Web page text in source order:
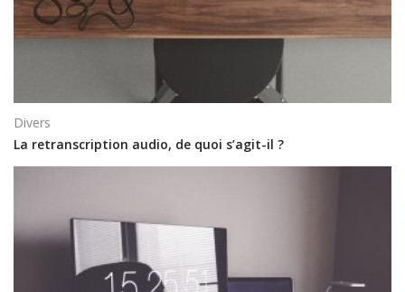
Divers
La retranscription audio, de quoi s’agit-il ?